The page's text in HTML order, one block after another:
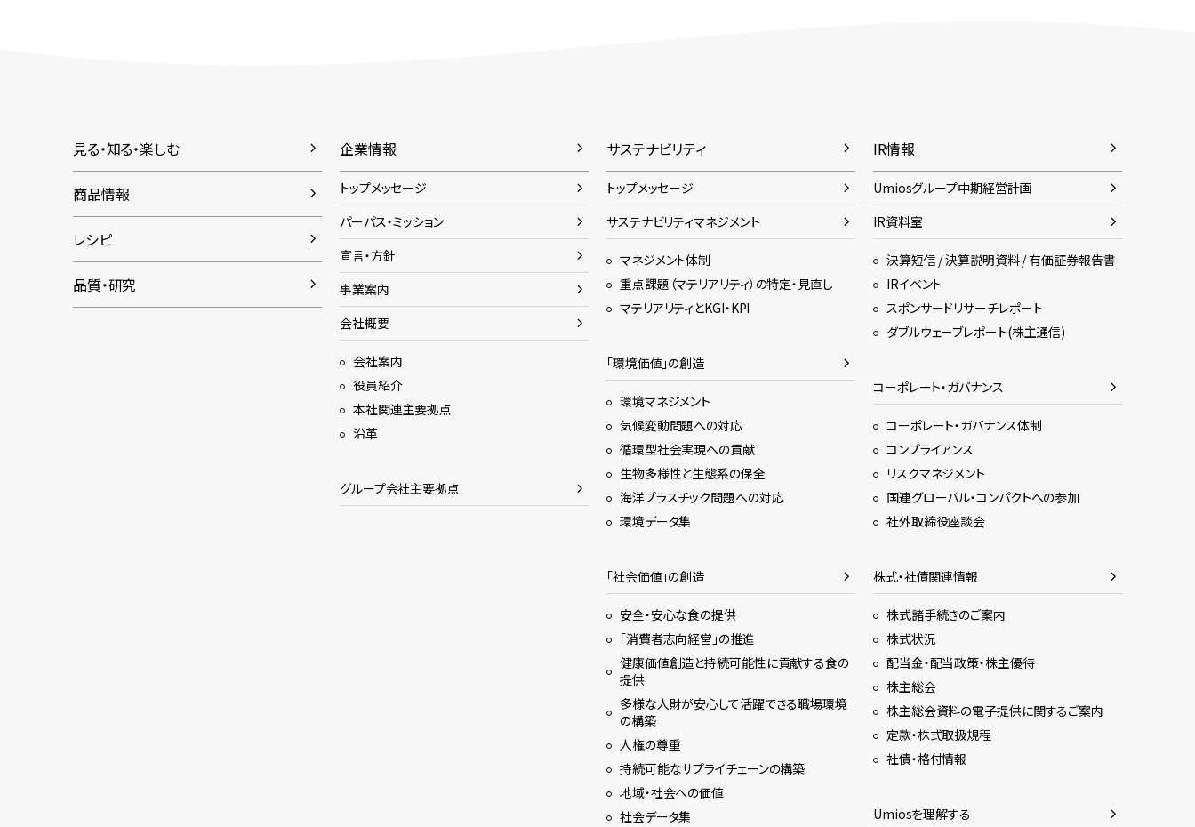
見る・知る・楽しむ
商品情報
レシピ
品質・研究
企業情報
トップメッセージ
パーパス・ミッション
宣言・方針
事業案内
会社概要
会社案内
役員紹介
本社関連主要拠点
沿革
グループ会社主要拠点
サステナビリティ
トップメッセージ
サステナビリティマネジメント
マネジメント体制
重点課題（マテリアリティ）の特定・見直し
マテリアリティとKGI・KPI
「環境価値」の創造
環境マネジメント
気候変動問題への対応
循環型社会実現への貢献
生物多様性と生態系の保全
海洋プラスチック問題への対応
環境データ集
「社会価値」の創造
安全・安心な食の提供
「消費者志向経営」の推進
健康価値創造と持続可能性に貢献する食の
提供
多様な人財が安心して活躍できる職場環境
の構築
人権の尊重
持続可能なサプライチェーンの構築
地域・社会への価値
社会データ集
IR情報
Umiosグループ中期経営計画
IR資料室
決算短信 / 決算説明資料 / 有価証券報告書
IRイベント
スポンサードリサーチレポート
ダブルウェーブレポート(株主通信)
コーポレート・ガバナンス
コーポレート・ガバナンス体制
コンプライアンス
リスクマネジメント
国連グローバル・コンパクトへの参加
社外取締役座談会
株式・社債関連情報
株式諸手続きのご案内
株式状況
配当金・配当政策・株主優待
株主総会
株主総会資料の電子提供に関するご案内
定款・株式取扱規程
社債・格付情報
Umiosを理解する